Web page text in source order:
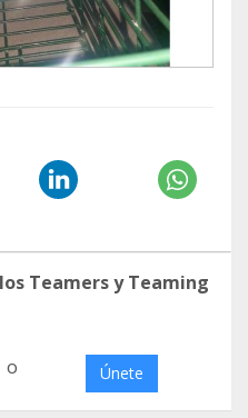
Teamers y Teaming
o Únete